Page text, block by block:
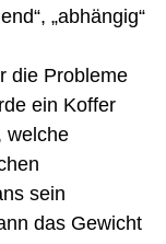
„abhängig“
die Probleme
ein Koffer
welche
sein
das Gewicht